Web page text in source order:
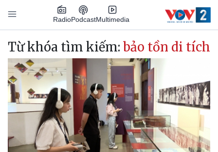
Nhảy đến nội dung
RadioPodcastMultimedia
Main navigation
Từ khóa tìm kiếm: bảo tồn di tích